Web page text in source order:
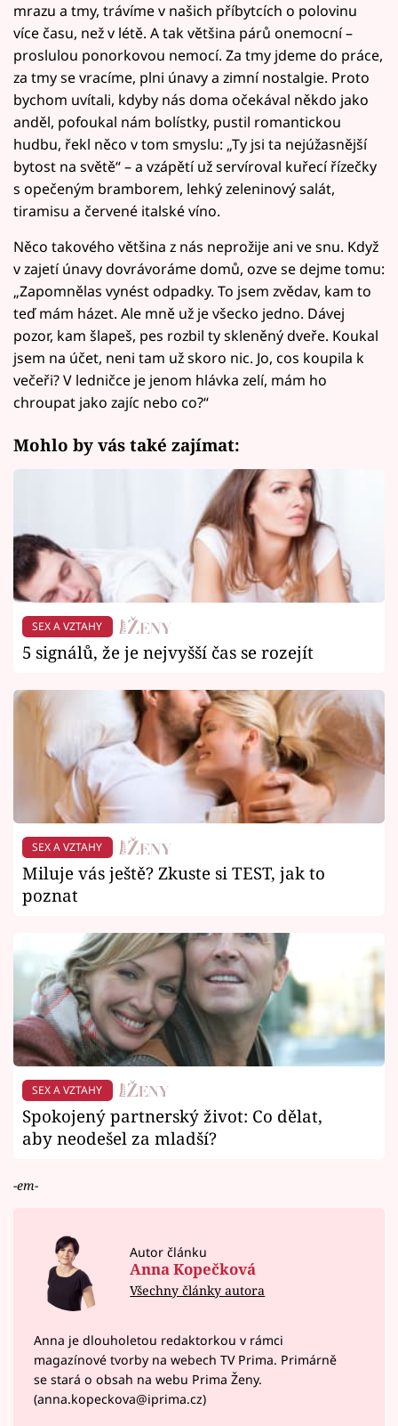
mrazu a tmy, trávíme v našich příbytcích o polovinu
více času, než v létě. A tak většina párů onemocní –
proslulou ponorkovou nemocí. Za tmy jdeme do práce,
za tmy se vracíme, plni únavy a zimní nostalgie. Proto
bychom uvítali, kdyby nás doma očekával někdo jako
anděl, pofoukal nám bolístky, pustil romantickou
hudbu, řekl něco v tom smyslu: „Ty jsi ta nejúžasnější
bytost na světě“ – a vzápětí už servíroval kuřecí řízečky
s opečeným bramborem, lehký zeleninový salát,
tiramisu a červené italské víno.
Něco takového většina z nás neprožije ani ve snu. Když
v zajetí únavy dovrávoráme domů, ozve se dejme tomu:
„Zapomnělas vynést odpadky. To jsem zvědav, kam to
teď mám házet. Ale mně už je všecko jedno. Dávej
pozor, kam šlapeš, pes rozbil ty skleněný dveře. Koukal
jsem na účet, neni tam už skoro nic. Jo, cos koupila k
večeři? V ledničce je jenom hlávka zelí, mám ho
chroupat jako zajíc nebo co?“
Mohlo by vás také zajímat:
SEX A VZTAHY
5 signálů, že je nejvyšší čas se rozejít
SEX A VZTAHY
Miluje vás ještě? Zkuste si TEST, jak to
poznat
SEX A VZTAHY
Spokojený partnerský život: Co dělat,
aby neodešel za mladší?
-em-
Autor článku
Anna Kopečková
Všechny články autora
Anna je dlouholetou redaktorkou v rámci
magazínové tvorby na webech TV Prima. Primárně
se stará o obsah na webu Prima Ženy.
(anna.kopeckova@iprima.cz)